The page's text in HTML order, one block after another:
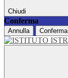
Chiudi
Conferma
Annulla Conferma